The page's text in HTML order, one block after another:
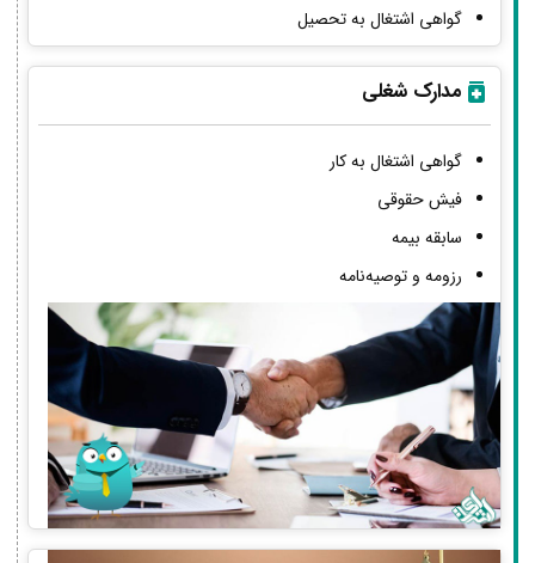
گواهی اشتغال به تحصیل
مدارک شغلی
گواهی اشتغال به کار
فیش حقوقی
سابقه بیمه
رزومه و توصیه‌نامه